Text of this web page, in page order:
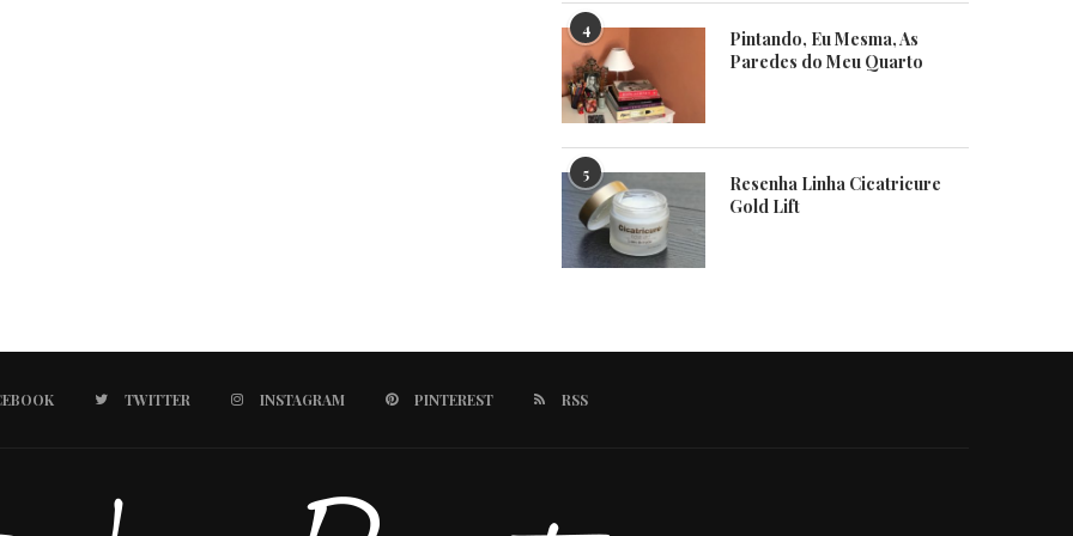
4
Pintando, Eu Mesma, As
Paredes do Meu Quarto
5
Resenha Linha Cicatricure
Gold Lift
TWITTER INSTAGRAM PINTEREST RSS